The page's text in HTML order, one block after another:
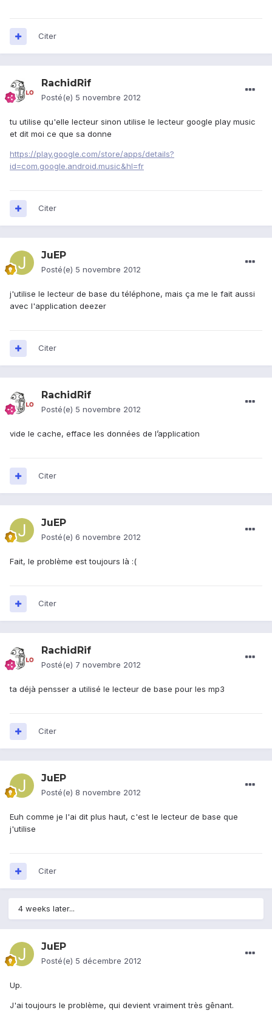
Citer
RachidRif
Posté(e) 5 novembre 2012
tu utilise qu'elle lecteur sinon utilise le lecteur google play music
et dit moi ce que sa donne
https://play.google.com/store/apps/details?
id=com.google.android.music&hl=fr
Citer
JuEP
Posté(e) 5 novembre 2012
j'utilise le lecteur de base du téléphone, mais ça me le fait aussi
avec l'application deezer
Citer
RachidRif
Posté(e) 5 novembre 2012
vide le cache, efface les données de l’application
Citer
JuEP
Posté(e) 6 novembre 2012
Fait, le problème est toujours là :(
Citer
RachidRif
Posté(e) 7 novembre 2012
ta déjà pensser a utilisé le lecteur de base pour les mp3
Citer
JuEP
Posté(e) 8 novembre 2012
Euh comme je l'ai dit plus haut, c'est le lecteur de base que
j'utilise
Citer
4 weeks later...
JuEP
Posté(e) 5 décembre 2012
Up.
J'ai toujours le problème, qui devient vraiment très gênant.